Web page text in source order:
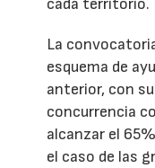
cada territorio.
La
esquema de
anterior, con
concurrencia
alcanzar el
el caso de las